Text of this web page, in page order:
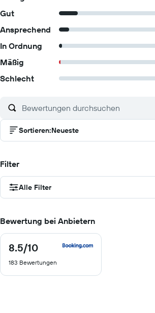
Gut
Ansprechend
In Ordnung
Mäßig
Schlecht
Sortieren:Neueste
Filter
Alle Filter
Bewertung bei Anbietern
8.5/10
8.5
10
183 Bewertungen